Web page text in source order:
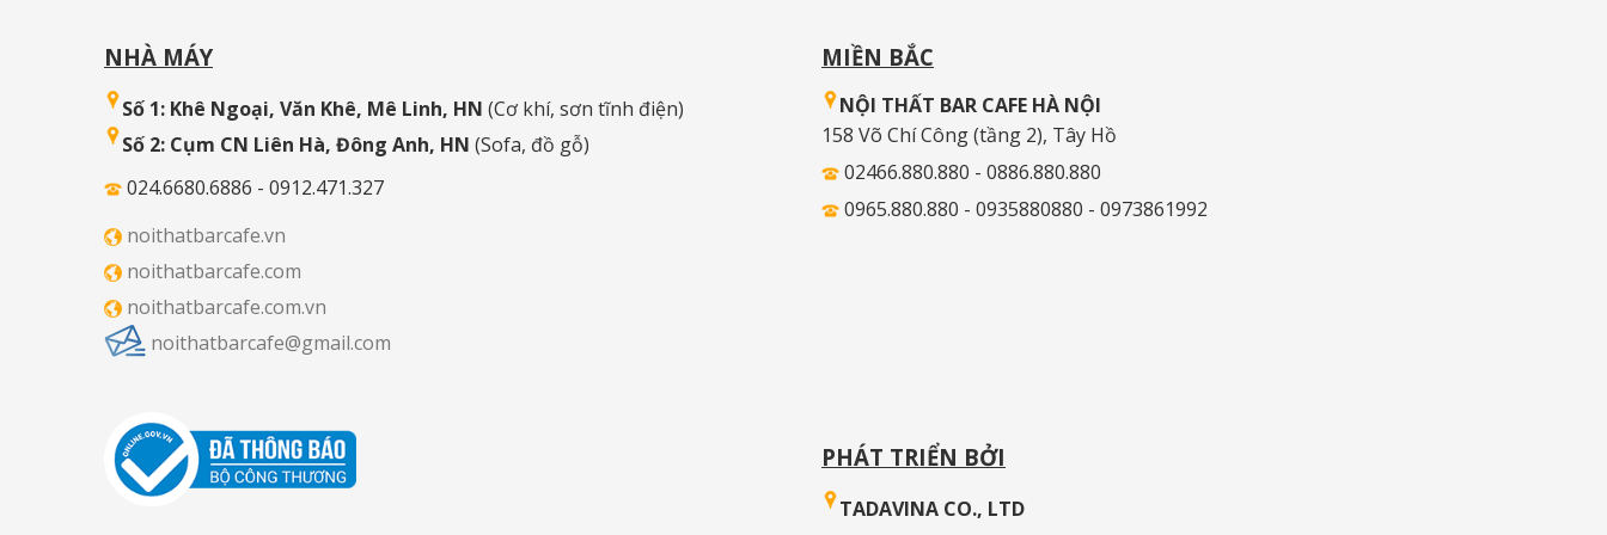
NHÀ MÁY
Số 1: Khê Ngoại, Văn Khê, Mê Linh, HN (Cơ khí, sơn tĩnh điện)
Số 2: Cụm CN Liên Hà, Đông Anh, HN (Sofa, đồ gỗ)
024.6680.6886 - 0912.471.327
noithatbarcafe.vn
noithatbarcafe.com
noithatbarcafe.com.vn
noithatbarcafe@gmail.com
MIỀN BẮC
NỘI THẤT BAR CAFE HÀ NỘI
158 Võ Chí Công (tầng 2), Tây Hồ
02466.880.880 - 0886.880.880
0965.880.880 - 0935880880 - 0973861992
PHÁT TRIỂN BỞI
TADAVINA CO., LTD